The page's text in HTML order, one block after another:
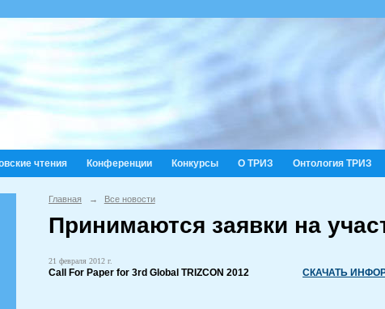
чтения Конференции Конкурсы О ТРИЗ Онтология ТРИЗ
Главная → Все новости
Принимаются заявки на
21 февраля 2012 г.
Call For Paper for 3rd Global TRIZCON 2012 СКАЧАТЬ